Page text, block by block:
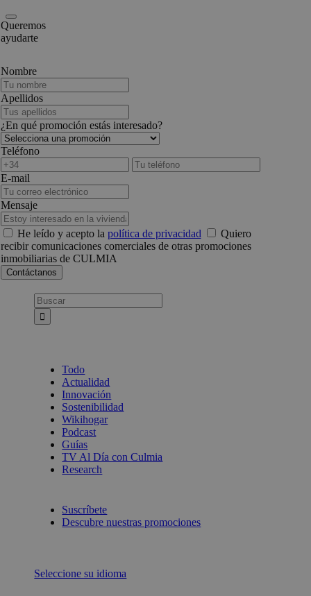
Queremos
ayudarte
Nombre
Apellidos
¿En qué promoción estás interesado?
Teléfono
E-mail
Mensaje
He leído y acepto la política de privacidad
Quiero
recibir comunicaciones comerciales de otras promociones
inmobiliarias de CULMIA
Busca:
Todo
Actualidad
Innovación
Sostenibilidad
Wikihogar
Podcast
Guías
TV Al Día con Culmia
Research
Suscríbete
Descubre nuestras promociones
Seleccione su idioma